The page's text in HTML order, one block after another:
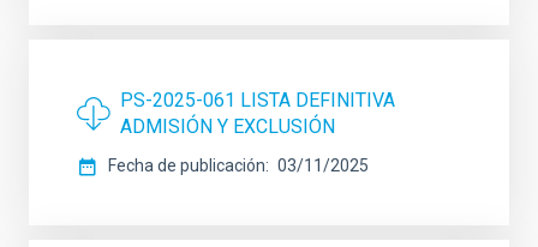
PS-2025-061 LISTA DEFINITIVA
ADMISIÓN Y EXCLUSIÓN
Fecha de publicación 03/11/2025